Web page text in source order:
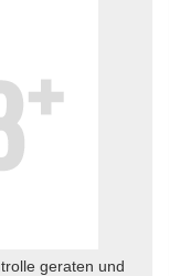
geraten und